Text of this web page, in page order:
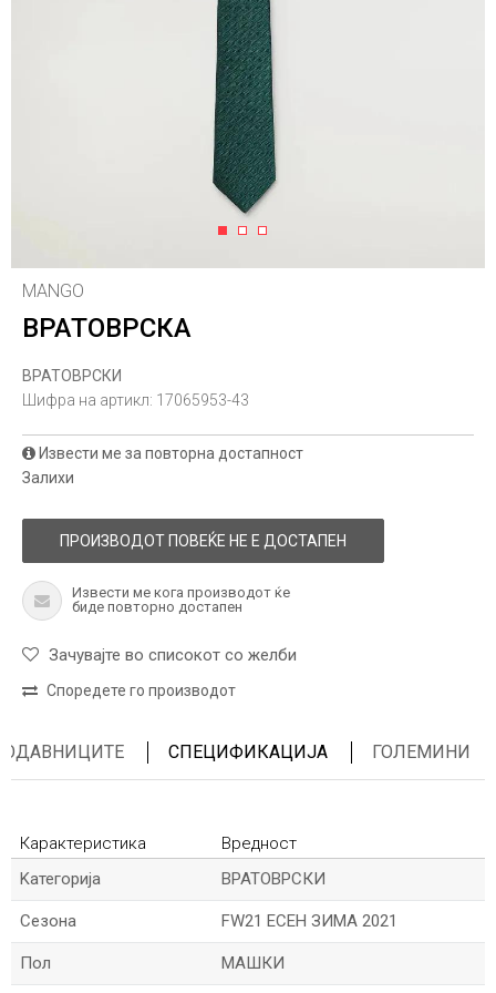
1 2 3
MANGO
ВРАТОВРСКА
ВРАТОВРСКИ
Шифра на артикл: 17065953-43
Извести ме за повторна достапност
Залихи
ПРОИЗВОДОТ ПОВЕЌЕ НЕ Е ДОСТАПЕН
Извести ме кога производот ќе
биде повторно достапен
Зачувајте во списокот со желби
Споредете го производот
СПЕЦИФИКАЦИЈА ГОЛЕМИНИ
Карактеристика
Вредност
Kатегорија
ВРАТОВРСКИ
Сезона FW21 ЕСЕН ЗИМА 2021
Пол МАШКИ